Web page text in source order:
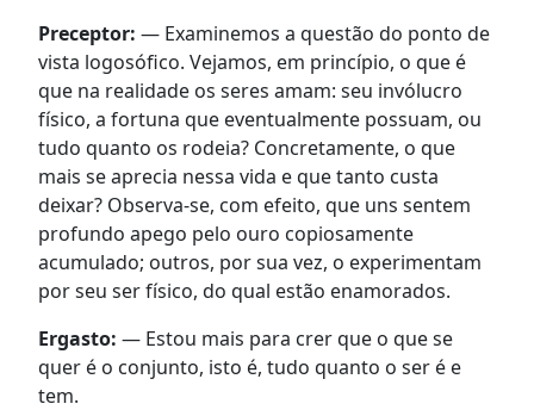
Preceptor: — Examinemos a questão do ponto de
vista logosófico. Vejamos, em princípio, o que é
que na realidade os seres amam: seu invólucro
físico, a fortuna que eventualmente possuam, ou
tudo quanto os rodeia? Concretamente, o que
mais se aprecia nessa vida e que tanto custa
deixar? Observa-se, com efeito, que uns sentem
profundo apego pelo ouro copiosamente
acumulado; outros, por sua vez, o experimentam
por seu ser físico, do qual estão enamorados.
Ergasto: — Estou mais para crer que o que se
quer é o conjunto, isto é, tudo quanto o ser é e
tem.